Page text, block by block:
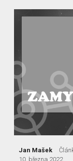
Jan Mašek
10. března 2022